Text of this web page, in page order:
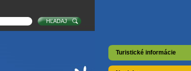
Turistické informácie